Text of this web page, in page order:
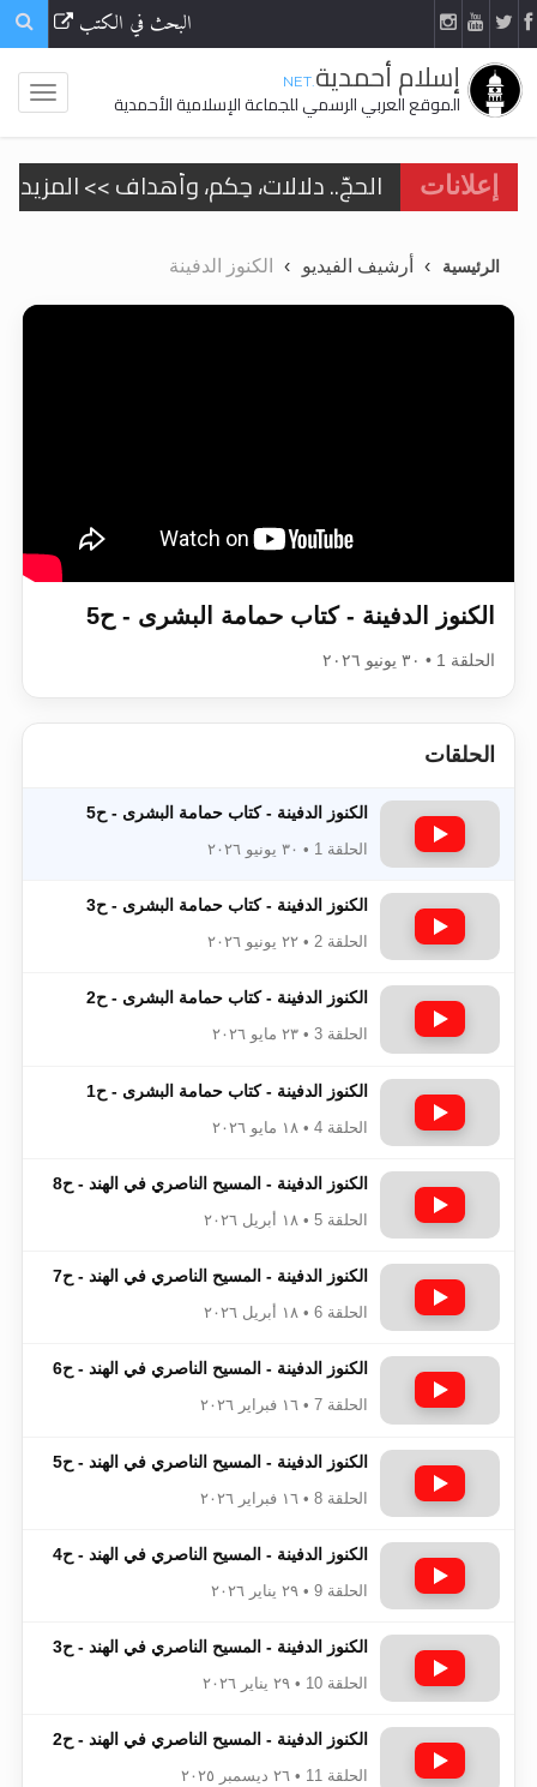
البحث في الكتب
إسلام أحمدية.NET
الموقع العربي الرسمي للجماعة الإسلامية الأحمدية
إعلانات
الحجّ.. دلالات، حِكم، وأهداف >> المزيد
اقرأ هذا المقال في أهمية عيد
اقرأ هذا الكتاب وتعرّف على حقيقة
الرئيسية أرشيف الفيديو الكنوز الدفينة
الكنوز الدفينة - كتاب حمامة البشرى - ح5
الحلقة 1 • ٣٠ يونيو ٢٠٢٦
الحلقات
الكنوز الدفينة - كتاب حمامة البشرى - ح5
الحلقة 1 • ٣٠ يونيو ٢٠٢٦
الكنوز الدفينة - كتاب حمامة البشرى - ح3
الحلقة 2 • ٢٢ يونيو ٢٠٢٦
الكنوز الدفينة - كتاب حمامة البشرى - ح2
الحلقة 3 • ٢٣ مايو ٢٠٢٦
الكنوز الدفينة - كتاب حمامة البشرى - ح1
الحلقة 4 • ١٨ مايو ٢٠٢٦
الكنوز الدفينة - المسيح الناصري في الهند - ح8
الحلقة 5 • ١٨ أبريل ٢٠٢٦
الكنوز الدفينة - المسيح الناصري في الهند - ح7
الحلقة 6 • ١٨ أبريل ٢٠٢٦
الكنوز الدفينة - المسيح الناصري في الهند - ح6
الحلقة 7 • ١٦ فبراير ٢٠٢٦
الكنوز الدفينة - المسيح الناصري في الهند - ح5
الحلقة 8 • ١٦ فبراير ٢٠٢٦
الكنوز الدفينة - المسيح الناصري في الهند - ح4
الحلقة 9 • ٢٩ يناير ٢٠٢٦
الكنوز الدفينة - المسيح الناصري في الهند - ح3
الحلقة 10 • ٢٩ يناير ٢٠٢٦
الكنوز الدفينة - المسيح الناصري في الهند - ح2
الحلقة 11 • ٢٦ ديسمبر ٢٠٢٥